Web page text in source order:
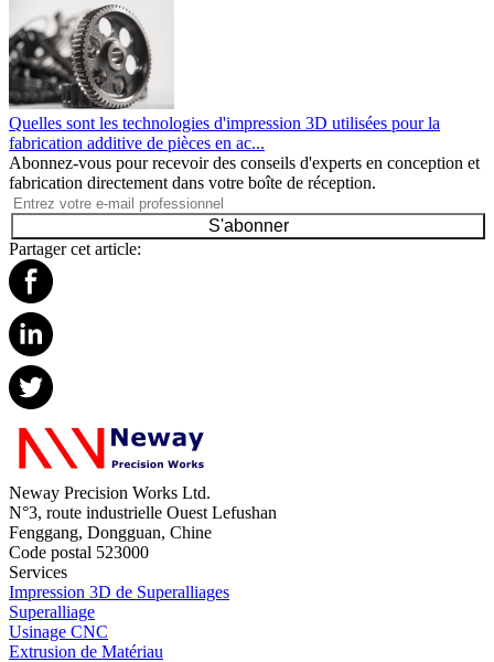
Quelles sont les technologies d'impression 3D utilisées pour la
fabrication additive de pièces en ac...
Abonnez-vous pour recevoir des conseils d'experts en conception et
fabrication directement dans votre boîte de réception.
S'abonner
Partager cet article:
Neway Precision Works Ltd.
N°3, route industrielle Ouest Lefushan
Fenggang, Dongguan, Chine
Code postal 523000
Services
Impression 3D de Superalliages
Superalliage
Usinage CNC
Extrusion de Matériau